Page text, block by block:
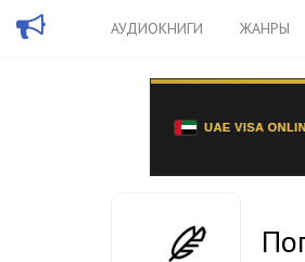
АУДИОКНИГИ ЖАНРЫ